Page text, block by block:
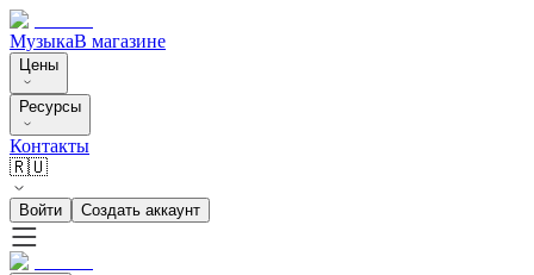
МузыкаВ магазине
Цены
Ресурсы
Контакты
🇷🇺
Войти Создать аккаунт